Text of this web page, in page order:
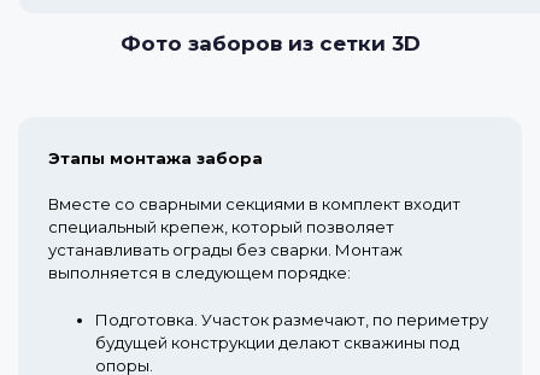
Фото заборов из сетки 3D
Этапы монтажа забора
Вместе со сварными секциями в комплект входит
специальный крепеж, который позволяет
устанавливать ограды без сварки. Монтаж
выполняется в следующем порядке:
Подготовка. Участок размечают, по периметру
будущей конструкции делают скважины под
опоры.